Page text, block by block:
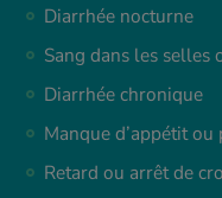
Diarrhée nocturne
Sang dans les selles
Diarrhée chronique
Manque d’appétit
Retard ou arrêt de